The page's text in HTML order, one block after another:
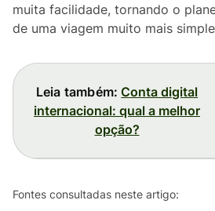
muita facilidade, tornando o
de uma viagem muito mais
Leia também: Conta digital
internacional: qual a melhor
opção?
Fontes consultadas neste artigo: